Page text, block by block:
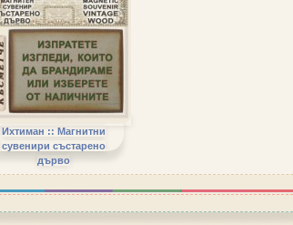
Ихтиман :: Магнитни
сувенири състарено
дърво